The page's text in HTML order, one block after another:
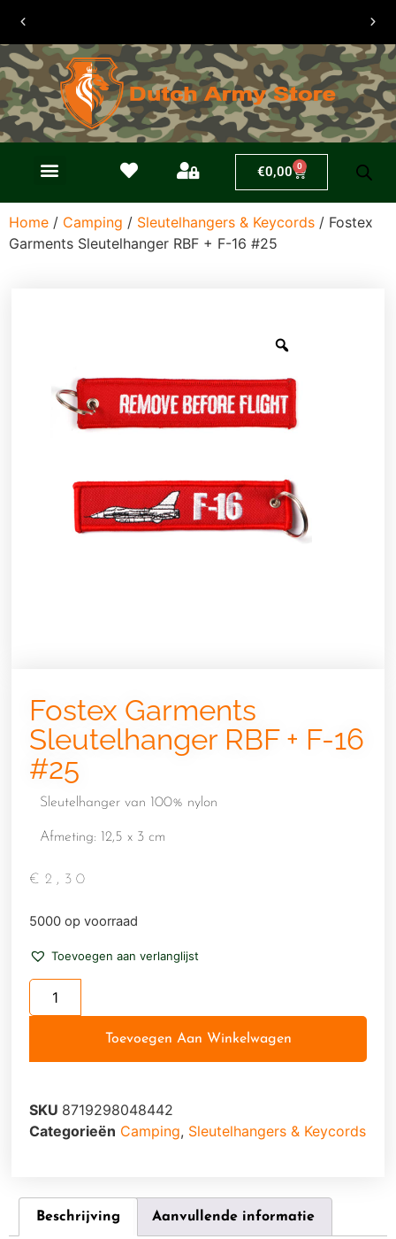
Verzendkosten
slechts €6,50
€0,00 0
Home / Camping / Sleutelhangers & Keycords / Fostex
Garments Sleutelhanger RBF + F-16 #25
Fostex Garments
Sleutelhanger RBF + F-16
#25
Sleutelhanger van 100% nylon
Afmeting: 12,5 x 3 cm
€ 2,30
5000 op voorraad
Toevoegen aan verlanglijst
Toevoegen Aan Winkelwagen
SKU 8719298048442
Categorieën Camping, Sleutelhangers & Keycords
Beschrijving Aanvullende informatie